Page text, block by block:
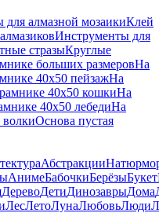
для алмазной мозаикиКлей
Инструменты для
стразыКруглые
больших размеровНа
40х50 пейзажНа
40х50 кошкиНа
40х50 лебедиНа
Основа пустая
Абстракции
АнимеБабочкиБерёзыБукет
ДеревоДетиДинозаврыДома
ЛесЛетоЛунаЛюбовьЛюди